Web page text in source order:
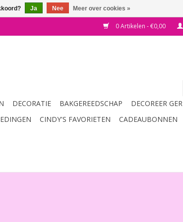
0 Artikelen - €0,00
DECORATIE BAKGEREEDSCHAP
DECOREER
CINDY'S FAVORIETEN CADEAUBONNEN
Ja Nee Meer over cookies »